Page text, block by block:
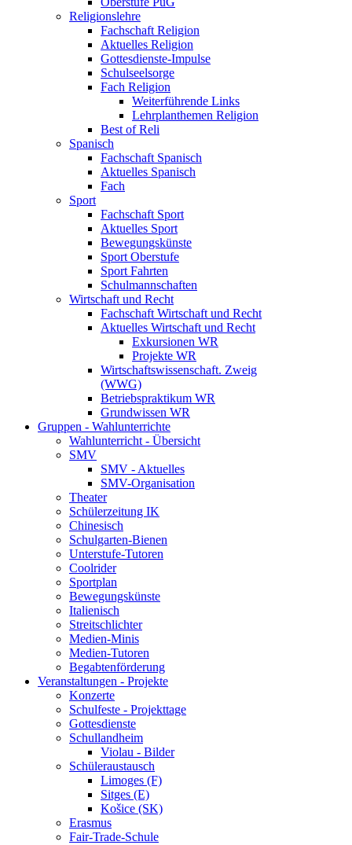
Religionslehre
Fachschaft Religion
Aktuelles Religion
Gottesdienste-Impulse
Schulseelsorge
Fach Religion
Weiterführende Links
Lehrplanthemen Religion
Best of Reli
Spanisch
Fachschaft Spanisch
Aktuelles Spanisch
Fach
Sport
Fachschaft Sport
Aktuelles Sport
Bewegungskünste
Sport Oberstufe
Sport Fahrten
Schulmannschaften
Wirtschaft und Recht
Fachschaft Wirtschaft und Recht
Aktuelles Wirtschaft und Recht
Exkursionen WR
Projekte WR
Wirtschaftswissenschaft. Zweig
(WWG)
Betriebspraktikum WR
Grundwissen WR
Gruppen - Wahlunterrichte
Wahlunterricht - Übersicht
SMV
SMV - Aktuelles
SMV-Organisation
Theater
Schülerzeitung IK
Chinesisch
Schulgarten-Bienen
Unterstufe-Tutoren
Coolrider
Sportplan
Bewegungskünste
Italienisch
Streitschlichter
Medien-Minis
Medien-Tutoren
Begabtenförderung
Veranstaltungen - Projekte
Konzerte
Schulfeste - Projekttage
Gottesdienste
Schullandheim
Violau - Bilder
Schüleraustausch
Limoges (F)
Sitges (E)
Košice (SK)
Erasmus
Fair-Trade-Schule